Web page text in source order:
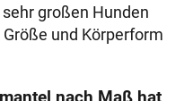
großen Hunden
und Körperform